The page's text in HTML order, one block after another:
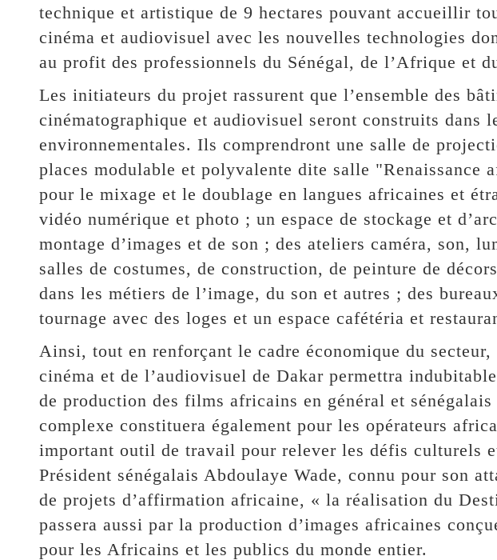
technique et artistique de 9 hectares pouvant accueillir
cinéma et audiovisuel avec les nouvelles technologies
au profit des professionnels du Sénégal, de l’Afrique et
Les initiateurs du projet rassurent que l’ensemble des
cinématographique et audiovisuel seront construits dans
environnementales. Ils comprendront une salle de
places modulable et polyvalente dite salle "Renaissance
pour le mixage et le doublage en langues africaines et
vidéo numérique et photo ; un espace de stockage et
montage d’images et de son ; des ateliers caméra, son,
salles de costumes, de construction, de peinture de
dans les métiers de l’image, du son et autres ; des
tournage avec des loges et un espace cafétéria et
Ainsi, tout en renforçant le cadre économique du
cinéma et de l’audiovisuel de Dakar permettra
de production des films africains en général et
complexe constituera également pour les opérateurs
important outil de travail pour relever les défis culturels
Président sénégalais Abdoulaye Wade, connu pour son
de projets d’affirmation africaine, « la réalisation du
passera aussi par la production d’images africaines
pour les Africains et les publics du monde entier.